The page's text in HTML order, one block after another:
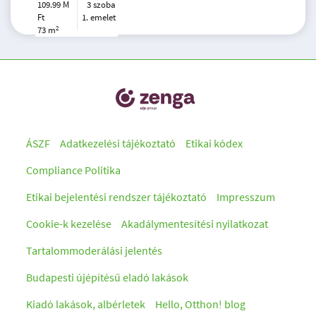
109.99 M
Ft
73 m2
3 szoba
1. emelet
ÁSZF Adatkezelési tájékoztató
Etikai kódex
Compliance Politika
Etikai bejelentési rendszer tájékoztató
Impresszum
Cookie-k kezelése
Akadálymentesítési nyilatkozat
Tartalommoderálási jelentés
Budapesti újépítésű eladó lakások
Kiadó lakások, albérletek
Hello, Otthon! blog